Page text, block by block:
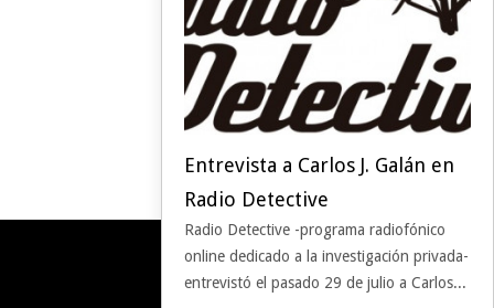
Entrevista a Carlos J. Galán en
Radio Detective
Radio Detective -programa radiofónico
online dedicado a la investigación privada-
entrevistó el pasado 29 de julio a Carlos...